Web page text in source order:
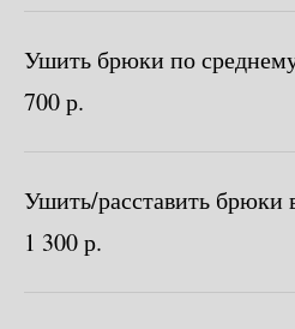
Ушить брюки по
700 р.
Ушить/расставить брюки
1 300 р.